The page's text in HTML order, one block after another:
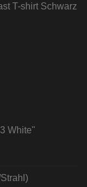
T-shirt Schwarz
White"